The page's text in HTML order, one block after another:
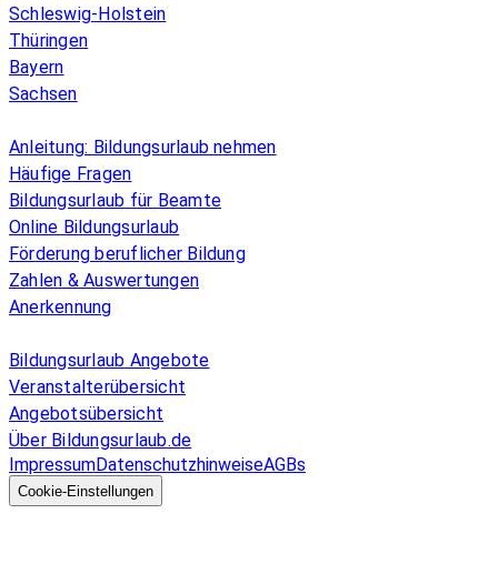
Schleswig-Holstein
Thüringen
Bayern
Sachsen
Anleitung: Bildungsurlaub nehmen
Häufige Fragen
Bildungsurlaub für Beamte
Online Bildungsurlaub
Förderung beruflicher Bildung
Zahlen & Auswertungen
Anerkennung
Bildungsurlaub Angebote
Veranstalterübersicht
Angebotsübersicht
Über Bildungsurlaub.de
ImpressumDatenschutzhinweiseAGBs
Cookie-Einstellungen